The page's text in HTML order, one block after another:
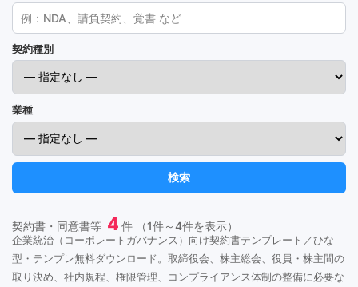
契約種別
業種
検索
契約書・同意書等 4 件 （1件～4件を表示）
企業統治（コーポレートガバナンス）向け契約書テンプレート／ひな
型・テンプレ無料ダウンロード。取締役会、株主総会、役員・株主間の
取り決め、社内規程、権限管理、コンプライアンス体制の整備に必要な